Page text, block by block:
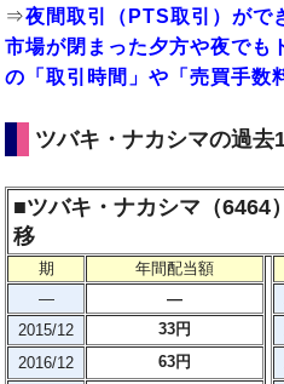
⇒夜間取引（PTS取引）がで
市場が閉まった夕方や夜でも
の「取引時間」や「売買手数
ツバキ・ナカシマの過去
■ツバキ・ナカシマ（6464
移
期 年間配当額
―
―
2015/12 33円
2016/12 63円